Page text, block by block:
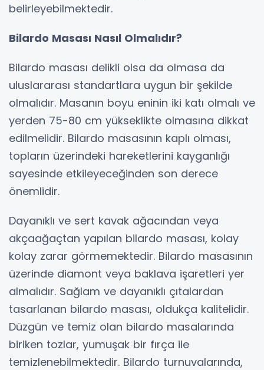
belirleyebilmektedir.
Bilardo Masası Nasıl Olmalıdır?
Bilardo masası delikli olsa da olmasa da
uluslararası standartlara uygun bir şekilde
olmalıdır. Masanın boyu eninin iki katı olmalı ve
yerden 75-80 cm yükseklikte olmasına dikkat
edilmelidir. Bilardo masasının kaplı olması,
topların üzerindeki hareketlerini kayganlığı
sayesinde etkileyeceğinden son derece
önemlidir.
Dayanıklı ve sert kavak ağacından veya
akçaağaçtan yapılan bilardo masası, kolay
kolay zarar görmemektedir. Bilardo masasının
üzerinde diamont veya baklava işaretleri yer
almalıdır. Sağlam ve dayanıklı çıtalardan
tasarlanan bilardo masası, oldukça kalitelidir.
Düzgün ve temiz olan bilardo masalarında
biriken tozlar, yumuşak bir fırça ile
temizlenebilmektedir. Bilardo turnuvalarında,